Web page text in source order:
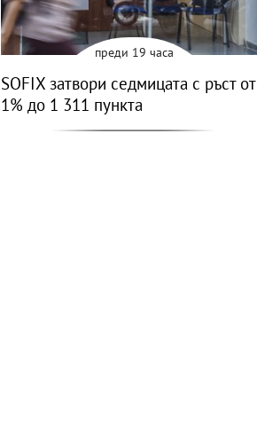
преди 19 часа
SOFIX затвори седмицата с ръст от
1% до 1 311 пункта